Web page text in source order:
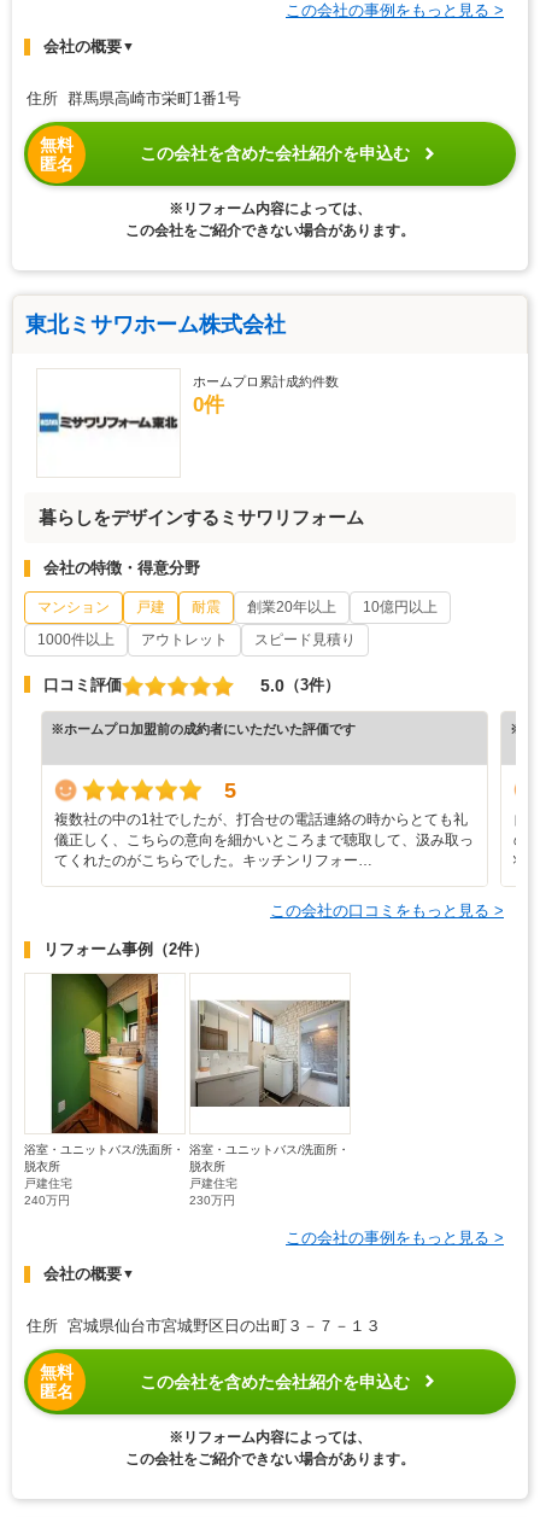
この会社の事例をもっと見る >
会社の概要▼
住所 群馬県高崎市栄町1番1号
無料
匿名
この会社を含めた会社紹介を申込む
※リフォーム内容によっては、
この会社をご紹介できない場合があります。
東北ミサワホーム株式会社
ホームプロ累計成約件数
0件
暮らしをデザインするミサワリフォーム
会社の特徴・得意分野
マンション 戸建 耐震 創業20年以上
10億円以上
1000件以上
アウトレット スピード見積り
口コミ評価 5.0 （3件）
※ホームプロ加盟前の成約者にいただいた評価です
5
複数社の中の1社でしたが、打合せの電話連絡の時からとても礼
儀正しく、こちらの意向を細かいところまで聴取して、汲み取っ
てくれたのがこちらでした。キッチンリフォー…
※ホ
自
の
状
この会社の口コミをもっと見る >
リフォーム事例 （2件）
浴室・ユニットバス/洗面所・
脱衣所
戸建住宅
240万円
浴室・ユニットバス/洗面所・
脱衣所
戸建住宅
230万円
この会社の事例をもっと見る >
会社の概要▼
住所 宮城県仙台市宮城野区日の出町３－７－１３
無料
匿名
この会社を含めた会社紹介を申込む
※リフォーム内容によっては、
この会社をご紹介できない場合があります。